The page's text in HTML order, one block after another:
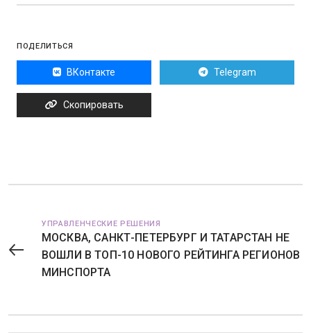
ПОДЕЛИТЬСЯ
ВКонтакте Telegram
Скопировать
УПРАВЛЕНЧЕСКИЕ РЕШЕНИЯ
МОСКВА, САНКТ-ПЕТЕРБУРГ И ТАТАРСТАН НЕ
ВОШЛИ В ТОП-10 НОВОГО РЕЙТИНГА РЕГИОНОВ
МИНСПОРТА